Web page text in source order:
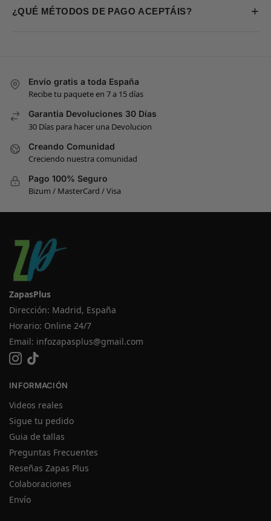
¿QUÉ MÉTODOS DE PAGO ACEPTÁIS? +
Envío gratis a toda España
Recibe tu paquete en 7 a 15 días
Garantia Devoluciones 30 Días
30 Días para hacer una Devolucion
Creando Comunidad
Creciendo nuestra comunidad
Pago 100% Seguro
Bizum / MasterCard / Visa
ZapasPlus
Dirección: Madrid, España
Horario: Online 24/7
Email: infozapasplus@gmail.com
INFORMACIÓN
Videos reales
Sigue tu pedido
Guia de tallas
Preguntas Frecuentes
Reseñas Zapas Plus
Colaboraciones
Envío